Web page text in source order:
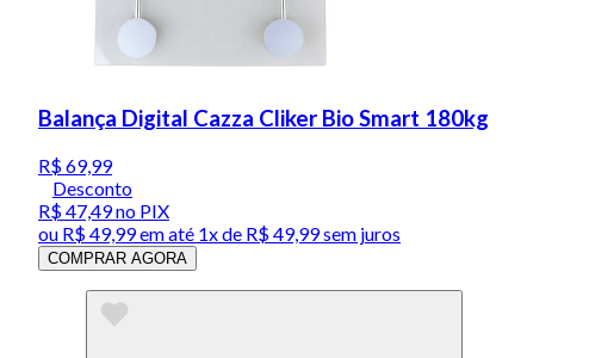
Balança Digital Cazza Cliker Bio Smart 180kg
R$ 69,99
Desconto
R$ 47,49no PIX
ou R$ 49,99em até 1x de R$ 49,99sem juros
COMPRAR AGORA